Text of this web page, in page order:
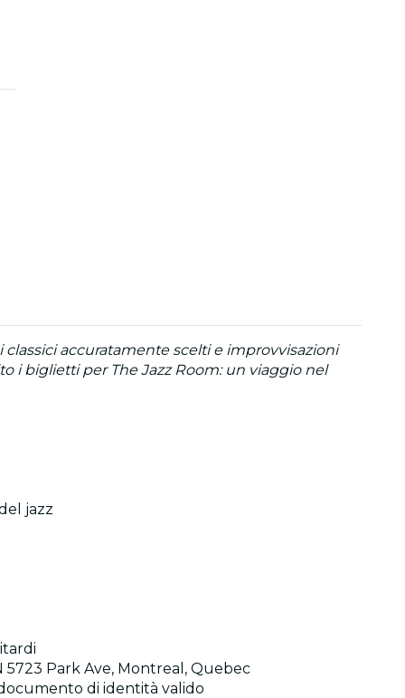
accuratamente scelti e improvvisazioni
i biglietti per The Jazz Room: un viaggio nel
jazz
5723 Park Ave, Montreal, Quebec
di identità valido